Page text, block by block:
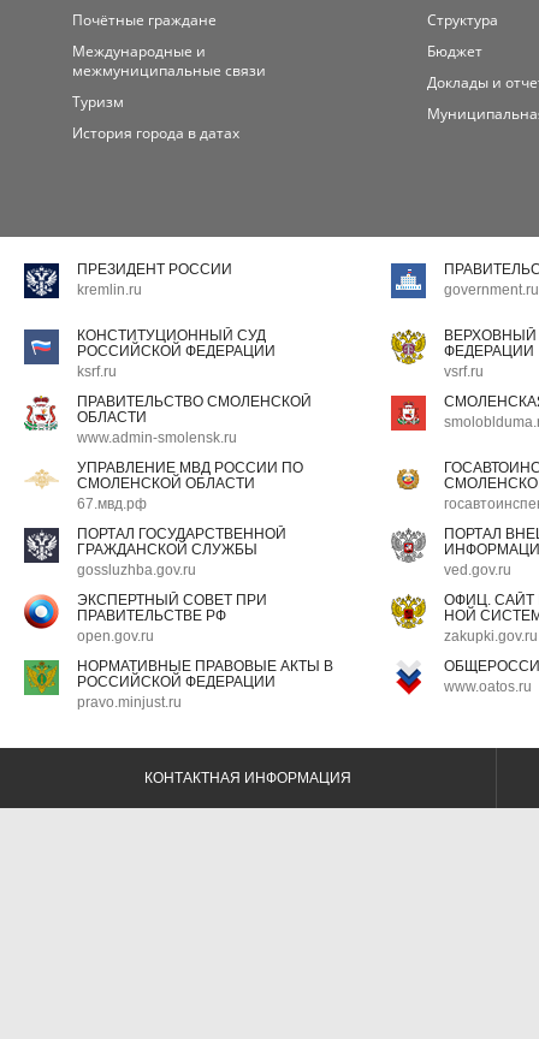
Почётные граждане
Международные и
межмуниципальные связи
Туризм
История города в датах
Структура
Бюджет
Доклады и
ПРЕЗИДЕНТ РОССИИ
kremlin.ru
government.ru
КОНСТИТУЦИОННЫЙ СУД
РОССИЙСКОЙ ФЕДЕРАЦИИ
ksrf.ru
ФЕДЕРАЦИИ
vsrf.ru
ПРАВИТЕЛЬСТВО СМОЛЕНСКОЙ
ОБЛАСТИ
www.admin-smolensk.ru
УПРАВЛЕНИЕ МВД РОССИИ ПО
СМОЛЕНСКОЙ ОБЛАСТИ
67.мвд.рф
ПОРТАЛ ГОСУДАРСТВЕННОЙ
ГРАЖДАНСКОЙ СЛУЖБЫ
gossluzhba.gov.ru
ПОРТАЛ
ved.gov.ru
ЭКСПЕРТНЫЙ СОВЕТ ПРИ
ПРАВИТЕЛЬСТВЕ РФ
open.gov.ru
ОФИЦ.
НОЙ
zakupki.gov.ru
НОРМАТИВНЫЕ ПРАВОВЫЕ АКТЫ В
РОССИЙСКОЙ ФЕДЕРАЦИИ
pravo.minjust.ru
www.oatos.ru
КОНТАКТНАЯ ИНФОРМАЦИЯ